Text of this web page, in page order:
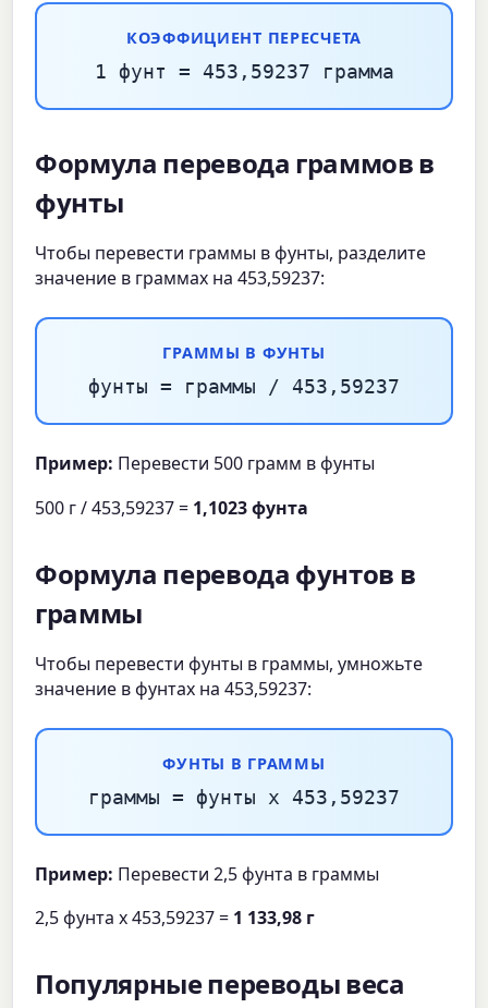
КОЭФФИЦИЕНТ ПЕРЕСЧЕТА
1 фунт = 453,59237 грамма
Формула перевода граммов в
фунты
Чтобы перевести граммы в фунты, разделите
значение в граммах на 453,59237:
ГРАММЫ В ФУНТЫ
фунты = граммы / 453,59237
Пример: Перевести 500 грамм в фунты
500 г / 453,59237 = 1,1023 фунта
Формула перевода фунтов в
граммы
Чтобы перевести фунты в граммы, умножьте
значение в фунтах на 453,59237:
ФУНТЫ В ГРАММЫ
граммы = фунты x 453,59237
Пример: Перевести 2,5 фунта в граммы
2,5 фунта x 453,59237 = 1 133,98 г
Популярные переводы веса